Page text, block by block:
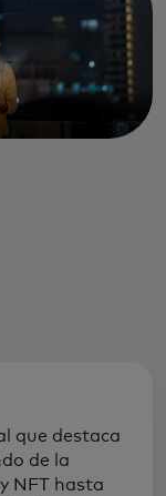
que destaca
de la
NFT hasta